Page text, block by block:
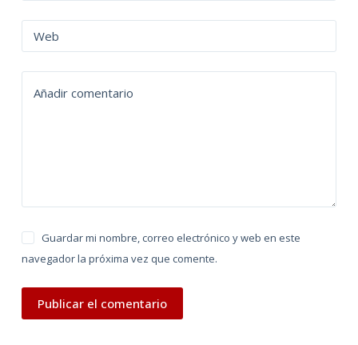
Web
Añadir comentario
Guardar mi nombre, correo electrónico y web en este
navegador la próxima vez que comente.
Publicar el comentario
a
t